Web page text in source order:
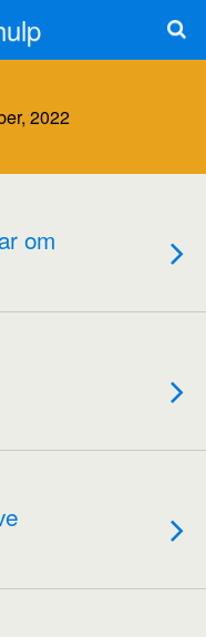
2022
om